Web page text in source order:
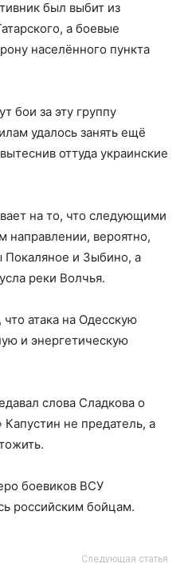
был выбит из
а боевые
населённого пункта
бои за эту группу
удалось занять ещё
оттуда украинские
на то, что следующими
вероятно,
Покаляное и Зыбино, а
реки Волчья.
атака на Одесскую
и энергетическую
слова Сладкова о
не предатель, а
боевиков ВСУ
российским бойцам.
Следующая статья